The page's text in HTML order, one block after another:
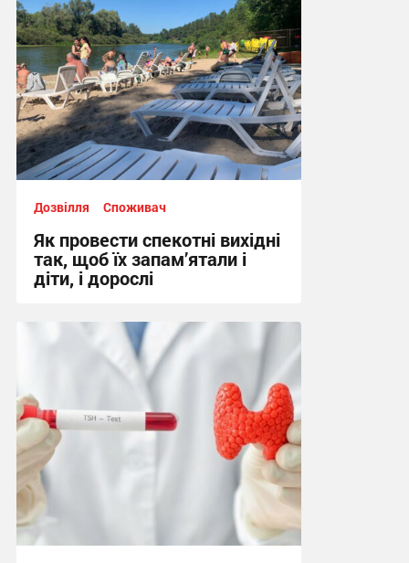
Дозвілля Споживач
Як провести спекотні вихідні
так, щоб їх запам’ятали і
діти, і дорослі
10:02 вчора